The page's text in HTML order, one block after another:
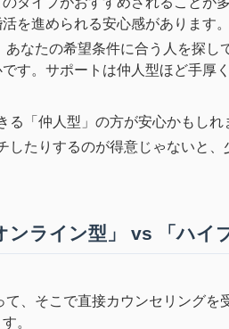
を進められる安心感があります。
あなたの希望条件に合う人を探し
す。サポートは仲人型ほど手厚
「仲人型」の方が安心かもしれ
たりするのが得意じゃないと、
ライン型」 vs 「ハイ
、そこで直接カウンセリングを
。